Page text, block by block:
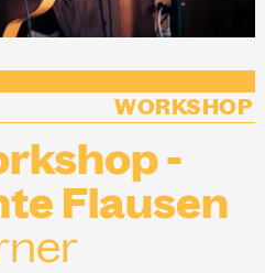
WORKSHOP
-
Flausen